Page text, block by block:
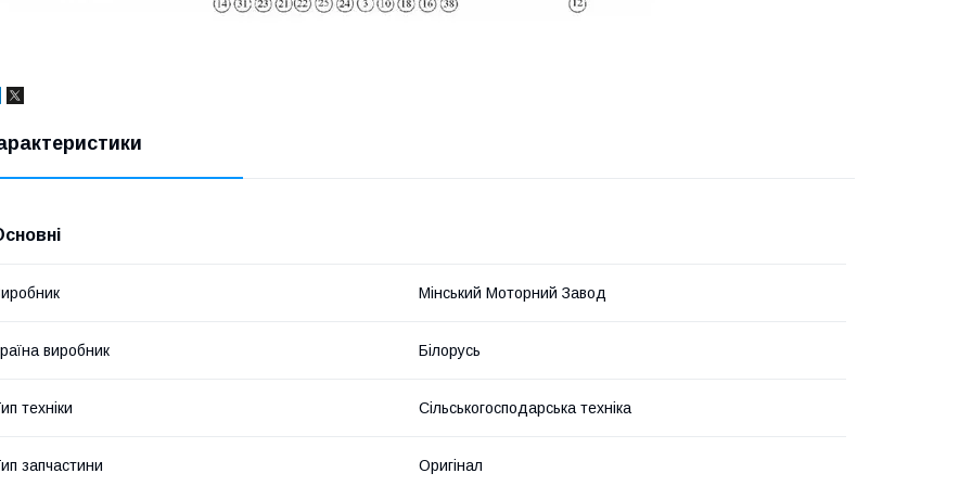
Мінський Моторний Завод
виробник Білорусь
техніки Сільськогосподарська техніка
запчастини Оригінал